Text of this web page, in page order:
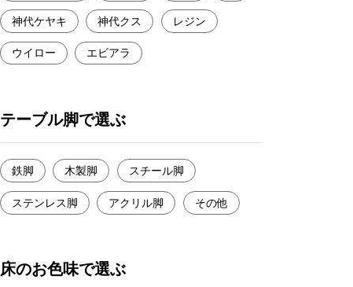
神代ケヤキ 神代クス レジン
ウイロー エビアラ
テーブル脚で選ぶ
鉄脚 木製脚 スチール脚
ステンレス脚 アクリル脚 その他
床のお色味で選ぶ